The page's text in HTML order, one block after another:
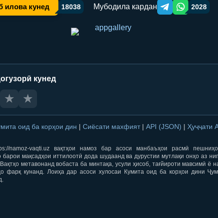
илова кунед 18038 Мубодила кардан Telegram orqali
WhatsApp
2028
кунед
★ ★
оид ба корҳои дин | Сиёсати махфият | API (JSON) | Ҳуҷҷати
namoz-vaqti.uz вақтҳои намоз бар асоси манбаъҳои расмӣ
барои мақсадҳои иттилоотӣ дода шудаанд ва дурустии мутлақи онҳо аз
метавонанд вобаста ба минтақа, усули ҳисоб, тағйироти мавсимӣ ё
фарқ кунанд. Лоиҳа дар асоси хулосаи Кумита оид ба корҳои дини